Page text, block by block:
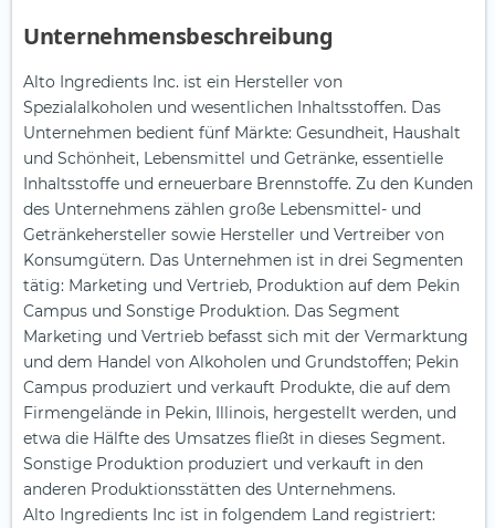
Unternehmensbeschreibung
Alto Ingredients Inc. ist ein Hersteller von
Spezialalkoholen und wesentlichen Inhaltsstoffen. Das
Unternehmen bedient fünf Märkte: Gesundheit, Haushalt
und Schönheit, Lebensmittel und Getränke, essentielle
Inhaltsstoffe und erneuerbare Brennstoffe. Zu den Kunden
des Unternehmens zählen große Lebensmittel- und
Getränkehersteller sowie Hersteller und Vertreiber von
Konsumgütern. Das Unternehmen ist in drei Segmenten
tätig: Marketing und Vertrieb, Produktion auf dem Pekin
Campus und Sonstige Produktion. Das Segment
Marketing und Vertrieb befasst sich mit der Vermarktung
und dem Handel von Alkoholen und Grundstoffen; Pekin
Campus produziert und verkauft Produkte, die auf dem
Firmengelände in Pekin, Illinois, hergestellt werden, und
etwa die Hälfte des Umsatzes fließt in dieses Segment.
Sonstige Produktion produziert und verkauft in den
anderen Produktionsstätten des Unternehmens.
Alto Ingredients Inc ist in folgendem Land registriert: